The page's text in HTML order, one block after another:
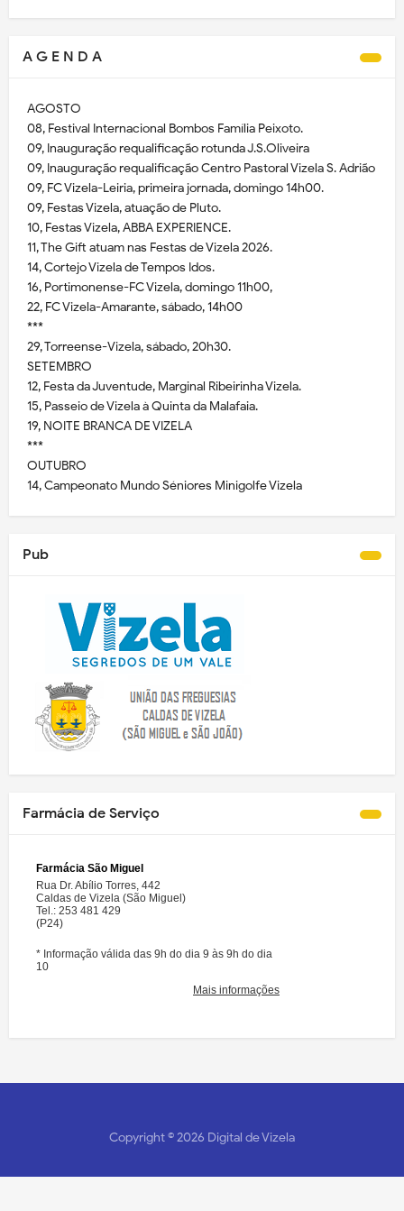
A G E N D A
AGOSTO
08, Festival Internacional Bombos Família Peixoto.
09, Inauguração requalificação rotunda J.S.Oliveira
09, Inauguração requalificação Centro Pastoral Vizela S. Adrião
09, FC Vizela-Leiria, primeira jornada, domingo 14h00.
09, Festas Vizela, atuação de Pluto.
10, Festas Vizela, ABBA EXPERIENCE.
11, The Gift atuam nas Festas de Vizela 2026.
14, Cortejo Vizela de Tempos Idos.
16, Portimonense-FC Vizela, domingo 11h00,
22, FC Vizela-Amarante, sábado, 14h00
***
29, Torreense-Vizela, sábado, 20h30.
SETEMBRO
12, Festa da Juventude, Marginal Ribeirinha Vizela.
15, Passeio de Vizela à Quinta da Malafaia.
19, NOITE BRANCA DE VIZELA
***
OUTUBRO
14, Campeonato Mundo Séniores Minigolfe Vizela
Pub
Farmácia de Serviço
Copyright ©2026 Digital de Vizela